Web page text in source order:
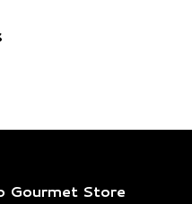
Gourmet Store